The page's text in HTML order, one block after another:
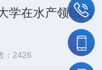
学在水产领域国
：2426